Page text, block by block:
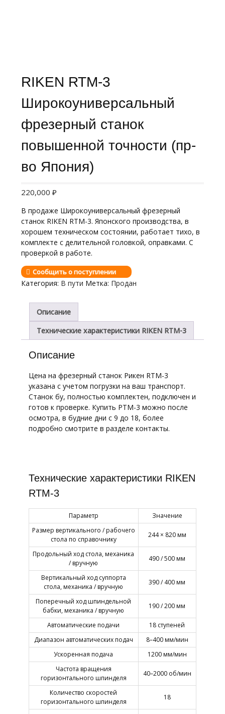
RIKEN RTM-3
Широкоуниверсальный
фрезерный станок
повышенной точности (пр-
во Япония)
220,000 ₽
В продаже Широкоуниверсальный фрезерный
станок RIKEN RTM-3. Японского производства, в
хорошем техническом состоянии, работает тихо, в
комплекте с делительной головкой, оправками. С
проверкой в работе.
Сообщить о поступлении
Категория: В пути Метка: Продан
Описание
Технические характеристики RIKEN RTM-3
Описание
Цена на фрезерный станок Рикен RTM-3
указана с учетом погрузки на ваш транспорт.
Станок бу, полностью комплектен, подключен и
готов к проверке. Купить РТМ-3 можно после
осмотра, в будние дни с 9 до 18, более
подробно смотрите в разделе контакты.
Технические характеристики RIKEN
RTM-3
Параметр
Значение
Размер вертикального / рабочего
стола по справочнику
244 × 820 мм
Продольный ход стола, механика
/ вручную
490 / 500 мм
Вертикальный ход суппорта
стола, механика / вручную
390 / 400 мм
Поперечный ход шпиндельной
бабки, механика / вручную
190 / 200 мм
Автоматические подачи
18 ступеней
Диапазон автоматических подач
8–400 мм/мин
Ускоренная подача
1200 мм/мин
Частота вращения
горизонтального шпинделя
40–2000 об/мин
Количество скоростей
горизонтального шпинделя
18